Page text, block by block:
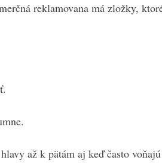
reklamovana má zložky,
až k pätám aj keď často